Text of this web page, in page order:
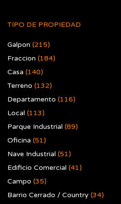
TIPO DE PROPIEDAD
Galpon (215)
Fraccion (184)
Casa (140)
Terreno (132)
Departamento (116)
Local (113)
Parque Industrial (89)
Oficina (51)
Nave Industrial (51)
Edificio Comercial (41)
Campo (35)
Barrio Cerrado / Country (34)